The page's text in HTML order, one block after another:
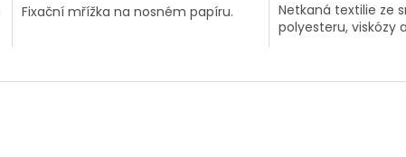
Fixační mřížka na nosném papíru.
z
5
Netkaná textilie ze
polyesteru, viskózy